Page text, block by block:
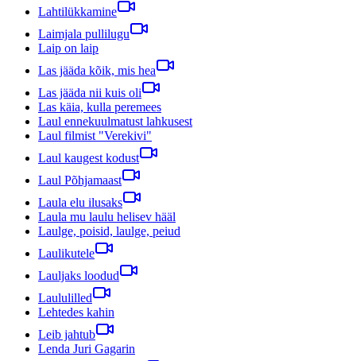
Lahtilükkamine
Laimjala pullilugu
Laip on laip
Las jääda kõik, mis hea
Las jääda nii kuis oli
Las käia, kulla peremees
Laul ennekuulmatust lahkusest
Laul filmist "Verekivi"
Laul kaugest kodust
Laul Põhjamaast
Laula elu ilusaks
Laula mu laulu helisev hääl
Laulge, poisid, laulge, peiud
Laulikutele
Lauljaks loodud
Laululilled
Lehtedes kahin
Leib jahtub
Lenda Juri Gagarin